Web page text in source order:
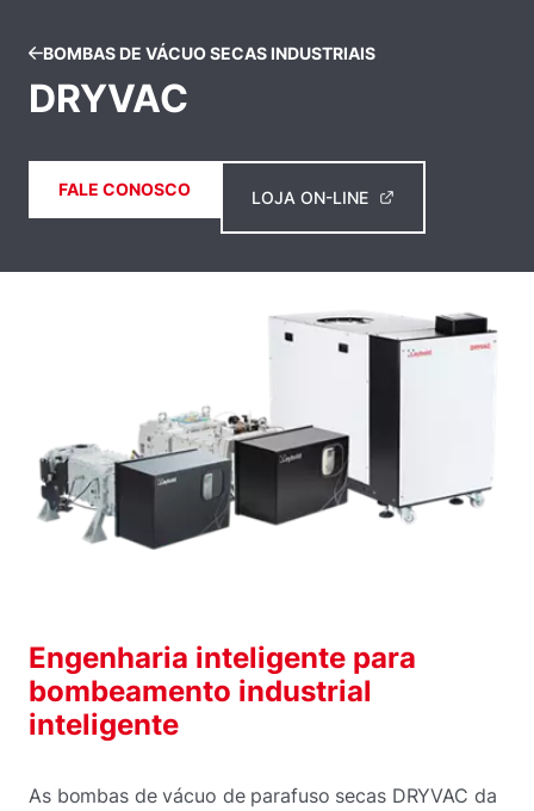
BOMBAS DE VÁCUO SECAS INDUSTRIAIS
DRYVAC
FALE CONOSCO LOJA ON-LINE
Engenharia inteligente para
bombeamento industrial
inteligente
As bombas de vácuo de parafuso secas DRYVAC da